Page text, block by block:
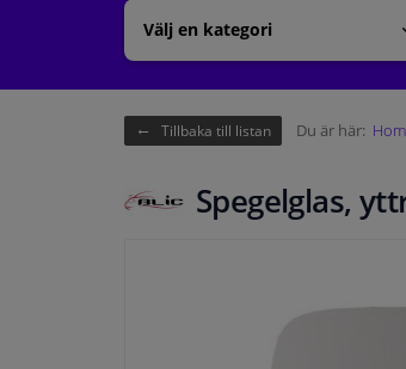
Välj en kategori
Tillbaka till listan Du är här:
Spegelglas,